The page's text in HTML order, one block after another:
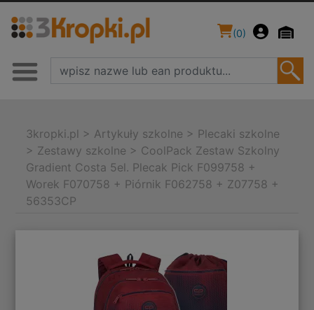
(0)
3kropki.pl > Artykuły szkolne > Plecaki szkolne
> Zestawy szkolne > CoolPack Zestaw Szkolny
Gradient Costa 5el. Plecak Pick F099758 +
Worek F070758 + Piórnik F062758 + Z07758 +
56353CP